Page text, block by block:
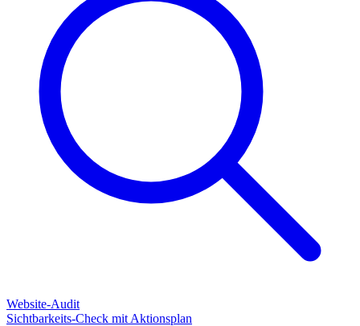
Website-Audit
Sichtbarkeits-Check mit Aktionsplan